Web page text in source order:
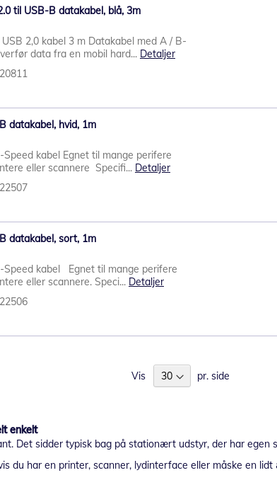
til USB-B datakabel, blå, 3m
2,0 kabel 3 m Datakabel med A / B-
data fra en mobil hard... Detaljer
datakabel, hvid, 1m
Speed kabel Egnet til mange perifere
eller scannere Specifi... Detaljer
datakabel, sort, 1m
Speed kabel Egnet til mange perifere
eller scannere. Speci... Detaljer
Vis pr. side
enkelt
Det sidder typisk bag på stationært udstyr, der har egen
du har en printer, scanner, lydinterface eller måske en